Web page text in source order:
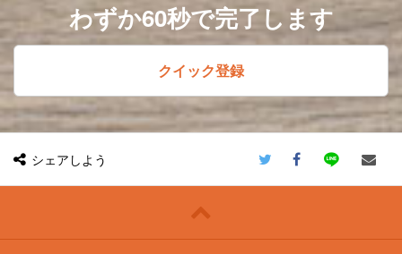
わずか60秒で完了します
クイック登録
シェアしよう